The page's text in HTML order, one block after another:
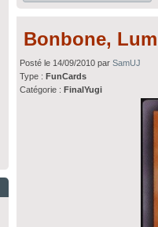
Bonbone,
Posté le 14/09/2010 parSamUJ
Type :FunCards
Catégorie :FinalYugi